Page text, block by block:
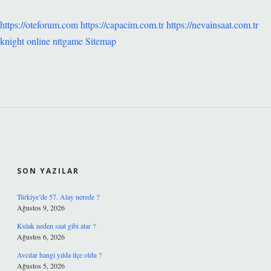
https://oteforum.comhttps://capacim.com.trhttps://nevainsaat.com.tr
knight onlinenttgameSitemap
SON YAZILAR
Türkiye’de 57. Alay nerede ?
Ağustos 9, 2026
Kulak neden saat gibi atar ?
Ağustos 6, 2026
Avcılar hangi yılda ilçe oldu ?
Ağustos 5, 2026